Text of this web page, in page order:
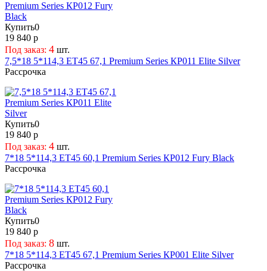
60
Купить0
19 840 р
Под заказ: 4 шт.
7,5*18 5*114,3 ET45 67,1 Premium Series КР011 Elite Silver
Рассрочка
Купить0
19 840 р
Под заказ: 4 шт.
7*18 5*114,3 ET45 60,1 Premium Series КР012 Fury Black
Рассрочка
Купить0
19 840 р
Под заказ: 8 шт.
7*18 5*114,3 ET45 67,1 Premium Series КР001 Elite Silver
Рассрочка